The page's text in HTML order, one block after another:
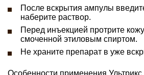
После вскрытия ампулы
наберите раствор.
Перед инъекцией протрите
смоченной этиловым спиртом.
Не храните препарат в уже
Особенности применения